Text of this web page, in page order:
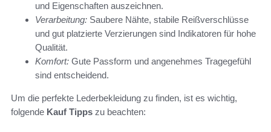
und Eigenschaften auszeichnen.
Verarbeitung: Saubere Nähte, stabile Reißverschlüsse
und gut platzierte Verzierungen sind Indikatoren für hohe
Qualität.
Komfort: Gute Passform und angenehmes Tragegefühl
sind entscheidend.
Um die perfekte Lederbekleidung zu finden, ist es wichtig,
folgende Kauf Tipps zu beachten: